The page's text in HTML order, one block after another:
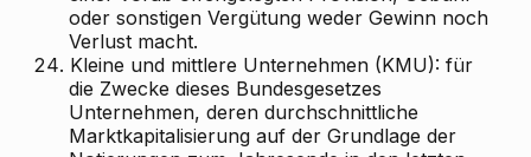
oder sonstigen Vergütung weder Gewinn noch
Verlust macht.
24. Kleine und mittlere Unternehmen (KMU): für
die Zwecke dieses Bundesgesetzes
Unternehmen, deren durchschnittliche
Marktkapitalisierung auf der Grundlage der